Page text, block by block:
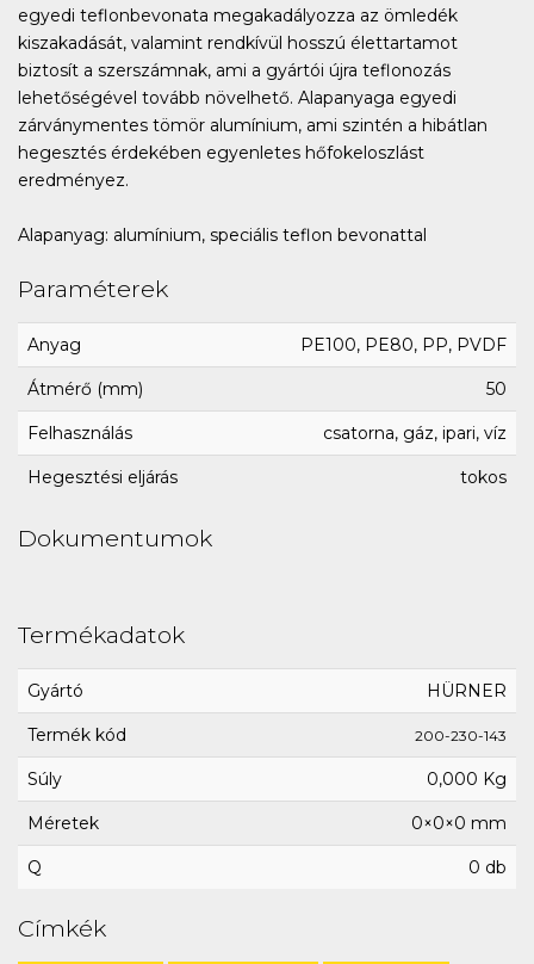
egyedi teflonbevonata megakadályozza az ömledék
kiszakadását, valamint rendkívül hosszú élettartamot
biztosít a szerszámnak, ami a gyártói újra teflonozás
lehetőségével tovább növelhető. Alapanyaga egyedi
zárványmentes tömör alumínium, ami szintén a hibátlan
hegesztés érdekében egyenletes hőfokeloszlást
eredményez.
Alapanyag: alumínium, speciális teflon bevonattal
Paraméterek
Anyag PE100, PE80, PP, PVDF
Átmérő (mm) 50
Felhasználás csatorna, gáz, ipari, víz
Hegesztési eljárás tokos
Dokumentumok
Termékadatok
Gyártó HÜRNER
Termék kód 200-230-143
Súly 0,000 Kg
Méretek 0×0×0 mm
Q 0 db
Címkék